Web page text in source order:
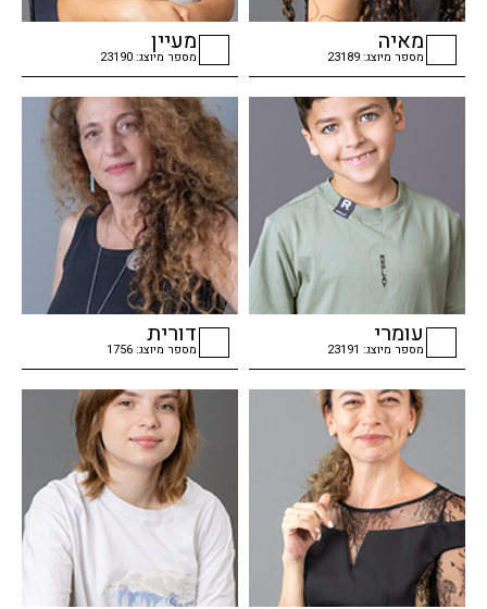
checkbox
מאיה
מספר מיוצג: 23189
checkbox
מעיין
מספר מיוצג: 23190
checkbox
עומרי
מספר מיוצג: 23191
checkbox
דורית
מספר מיוצג: 1756